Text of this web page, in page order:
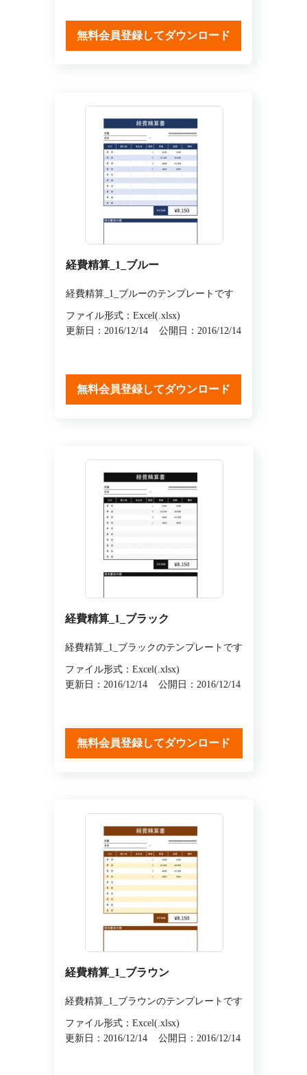
無料会員登録してダウンロード
経費精算_1_ブルー
経費精算_1_ブルーのテンプレートです
ファイル形式：Excel(.xlsx)
更新日：2016/12/14
公開日：2016/12/14
無料会員登録してダウンロード
経費精算_1_ブラック
経費精算_1_ブラックのテンプレートです
ファイル形式：Excel(.xlsx)
更新日：2016/12/14
公開日：2016/12/14
無料会員登録してダウンロード
経費精算_1_ブラウン
経費精算_1_ブラウンのテンプレートです
ファイル形式：Excel(.xlsx)
更新日：2016/12/14
公開日：2016/12/14